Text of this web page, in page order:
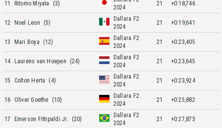
11 Ritomo Miyata (3)
2024
21 +0:18,746
12 Noel Leon (5)
Dallara F2
2024
21 +0:19,641
13 Mari Boya (12)
Dallara F2
2024
21 +0:23,405
14 Laurens van Hoepen (24)
Dallara F2
2024
21 +0:23,645
15 Colton Herta (4)
Dallara F2
2024
21 +0:23,924
16 Oliver Goethe (10)
Dallara F2
2024
21 +0:25,882
17 Emerson Fittipaldi Jr. (20)
Dallara F2
2024
21 +0:27,873